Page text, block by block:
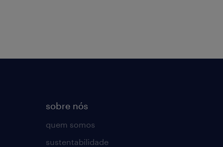
sobre nós
quem somos
sustentabilidade